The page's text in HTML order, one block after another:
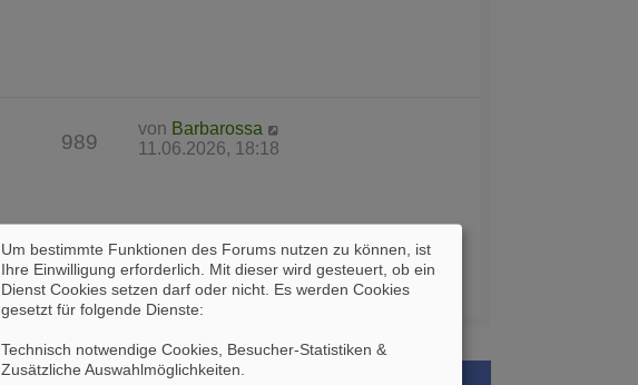
989
von Barbarossa
11.06.2026, 18:18
Um bestimmte Funktionen des Forums nutzen zu können, ist
Ihre Einwilligung erforderlich. Mit dieser wird gesteuert, ob ein
Dienst Cookies setzen darf oder nicht. Es werden Cookies
gesetzt für folgende Dienste:
Technisch notwendige Cookies, Besucher-Statistiken &
Zusätzliche Auswahlmöglichkeiten